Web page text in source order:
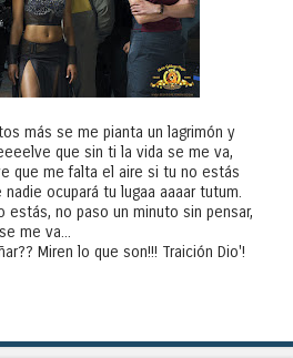
más se me pianta un lagrimón y
que sin ti la vida se me va,
que me falta el aire si tu no estás
ocupará tu lugaa aaaar tutum.
estás, no paso un minuto sin pensar,
me va...
Miren lo que son!!! Traición Dio'!